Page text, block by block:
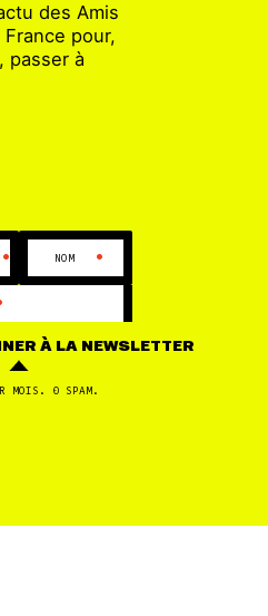
des Amis
pour,
passer à
• NOM •
MOIS. 0 SPAM.
À LA NEWSLETTER